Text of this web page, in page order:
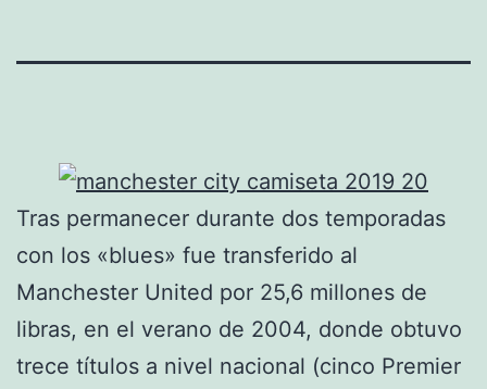
Tras permanecer durante dos temporadas
con los «blues» fue transferido al
Manchester United por 25,6 millones de
libras, en el verano de 2004, donde obtuvo
trece títulos a nivel nacional (cinco Premier